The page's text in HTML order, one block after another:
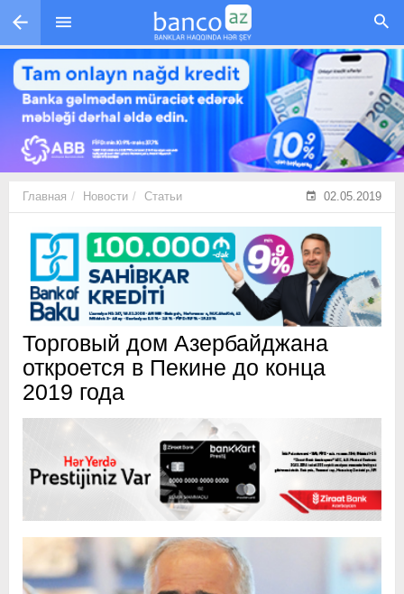
Перейти к основному содержанию
Главная Новости Статьи 02.05.2019
Торговый дом Азербайджана
откроется в Пекине до конца
2019 года